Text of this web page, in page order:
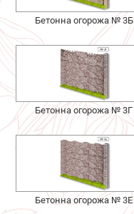
Бетонна огорожа № 3Б
Бетонна огорожа № 3Г
Бетонна огорожа № 3Е